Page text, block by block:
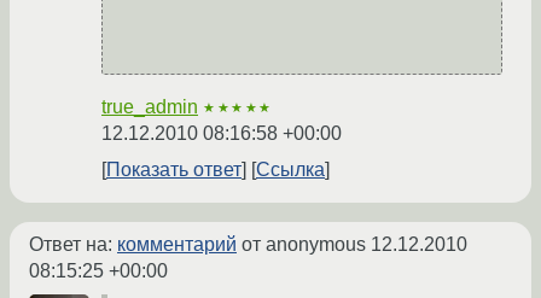
true_admin ★★★★★
12.12.2010 08:16:58 +00:00
Показать ответ
Ссылка
Ответ на: комментарий от anonymous 12.12.2010
08:15:25 +00:00